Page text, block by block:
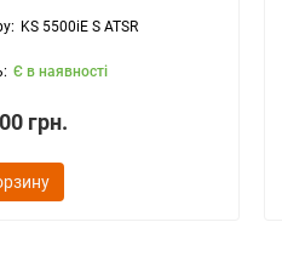
KS 5500iE S ATSR
Є в наявності
грн.